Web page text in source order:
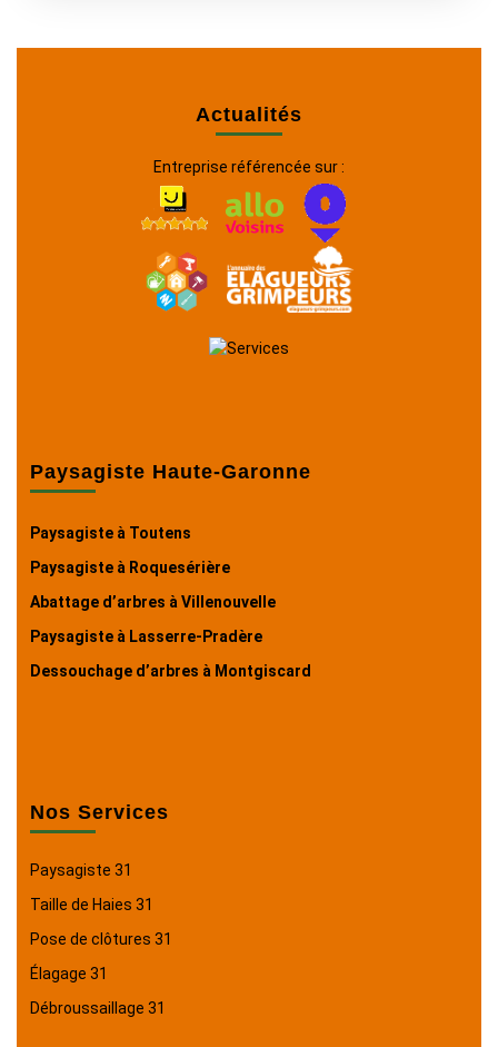
Actualités
Entreprise référencée sur :
Paysagiste Haute-Garonne
Paysagiste à Toutens
Paysagiste à Roquesérière
Abattage d’arbres à Villenouvelle
Paysagiste à Lasserre-Pradère
Dessouchage d’arbres à Montgiscard
Nos Services
Paysagiste 31
Taille de Haies 31
Pose de clôtures 31
Élagage 31
Débroussaillage 31